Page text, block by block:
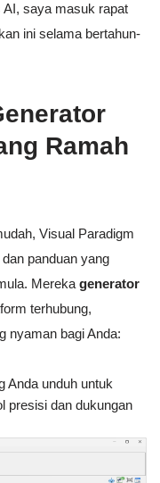
AI, saya masuk rapat
ini selama bertahun-
Ramah
Visual Paradigm
panduan yang
Mereka generator
terhubung,
nyaman bagi Anda:
Anda unduh untuk
presisi dan dukungan